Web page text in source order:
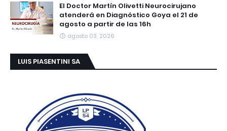
El Doctor Martín Olivetti Neurocirujano
atenderá en Diagnóstico Goya el 21 de
agosto a partir de las 16h
agosto 03, 2026
LUIS PIASENTINI SA